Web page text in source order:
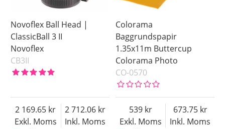
Novoflex Ball Head |
ClassicBall 3 II
Novoflex
CB3II
Exkl. Moms
2 169.65
Inkl. Moms
2 712.06
Colorama
Baggrundspapir
1.35x11m Buttercup
Colorama Photo
CO-0570
Exkl. Moms
539
Inkl. Moms
673.75